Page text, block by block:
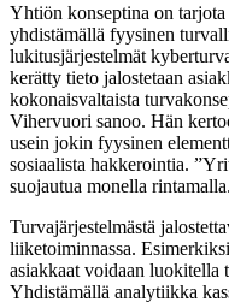
Yhtiön konseptina on
yhdistämällä fyysinen
lukitusjärjestelmät
kerätty tieto jalostetaan
kokonaisvaltaista
Vihervuori sanoo. Hän
usein jokin fyysinen
sosiaalista hakkerointia.
suojautua monella
Turvajärjestelmästä
liiketoiminnassa.
asiakkaat voidaan luokitella
Yhdistämällä analytiikka